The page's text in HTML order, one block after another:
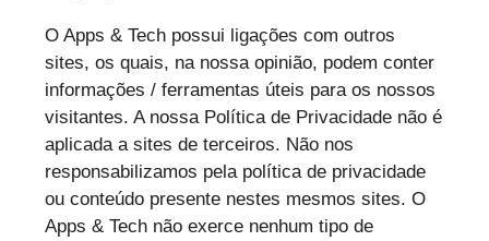
O Apps & Tech possui ligações com outros
sites, os quais, na nossa opinião, podem conter
informações / ferramentas úteis para os nossos
visitantes. A nossa Política de Privacidade não é
aplicada a sites de terceiros. Não nos
responsabilizamos pela política de privacidade
ou conteúdo presente nestes mesmos sites. O
Apps & Tech não exerce nenhum tipo de